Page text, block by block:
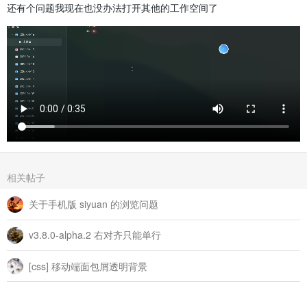
还有个问题我现在也没办法打开其他的工作空间了
相关帖子
关于手机版 siyuan 的浏览问题
v3.8.0-alpha.2 右对齐只能单行
[css] 移动端面包屑透明背景